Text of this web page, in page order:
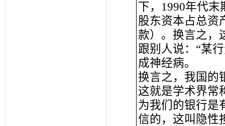
下，1990年代
股东资本占总资
款）。换言之
跟别人说：“某
成神经病。
换言之，我国的
这就是学术界常
为我们的银行是
信的，这叫隐性